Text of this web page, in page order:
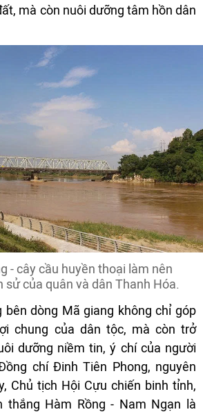
mà còn nuôi dưỡng tâm hồn dân
- cây cầu huyền thoại làm nên
sử của quân và dân Thanh Hóa.
bên dòng Mã giang không chỉ góp
chung của dân tộc, mà còn trở
dưỡng niềm tin, ý chí của người
chí Đinh Tiên Phong, nguyên
Chủ tịch Hội Cựu chiến binh tỉnh,
thắng Hàm Rồng - Nam Ngạn là